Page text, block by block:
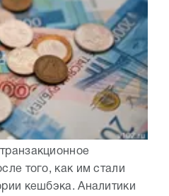
того, как им стали
кешбэка. Аналитики